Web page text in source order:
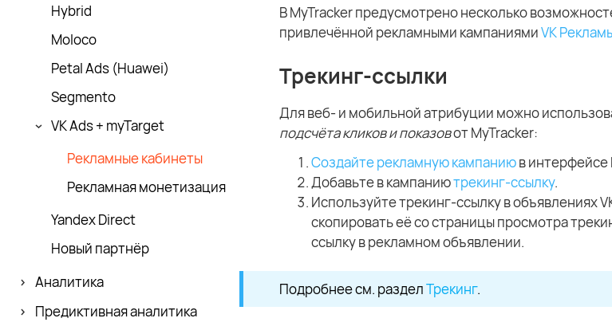
Hybrid
Moloco
Petal Ads (Huawei)
Segmento
VK Ads + myTarget
Рекламные кабинеты
Рекламная монетизация
Yandex Direct
Новый партнёр
Аналитика
Предиктивная аналитика
В MyTracker предусмотрено несколько
привлечённой рекламными кампаниямиVK
Трекинг-ссылки
Для веб- и мобильной атрибуции можно
подсчёта кликов и показовот MyTracker:
Создайте рекламную кампаниюв интерфейсе
Добавьте в кампаниютрекинг-ссылку.
Используйте трекинг-ссылку в объявлениях
скопировать её со страницы просмотра
ссылку в рекламном объявлении.
Подробнее см. разделТрекинг.